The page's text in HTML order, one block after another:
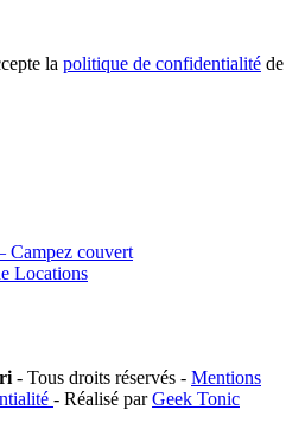
la politique de confidentialité de
Campez couvert
Locations
- Tous droits réservés - Mentions
- Réalisé parGeek Tonic